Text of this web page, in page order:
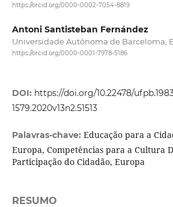
https://orcid.org/0000-0002-7054-8819
Antoni Santisteban Fernández
Universidade Autônoma de Barceloma,
https://orcid.org/0000-0001-7978-5186
DOI: https://doi.org/10.22478/
1579.2020v13n2.51513
Palavras-chave: Educação para a
Europa, Competências para a Cultura
Participação do Cidadão, Europa
RESUMO